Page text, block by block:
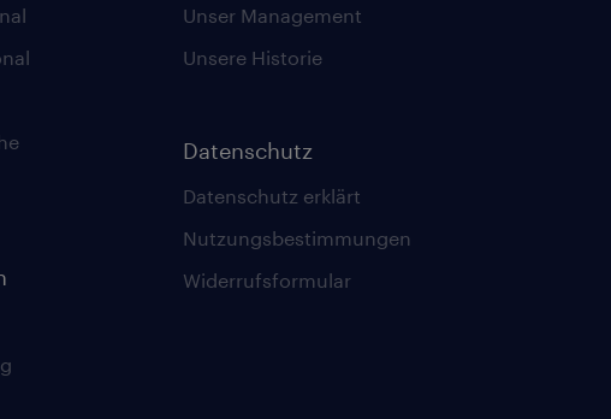
Unser Management
Unsere Historie
Datenschutz
Datenschutz erklärt
Nutzungsbestimmungen
Widerrufsformular